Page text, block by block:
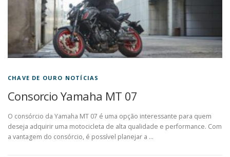
CHAVE DE OURO NOTÍCIAS
Consorcio Yamaha MT 07
O consórcio da Yamaha MT 07 é uma opção interessante para quem
deseja adquirir uma motocicleta de alta qualidade e performance. Com
a vantagem do consórcio, é possível planejar a …